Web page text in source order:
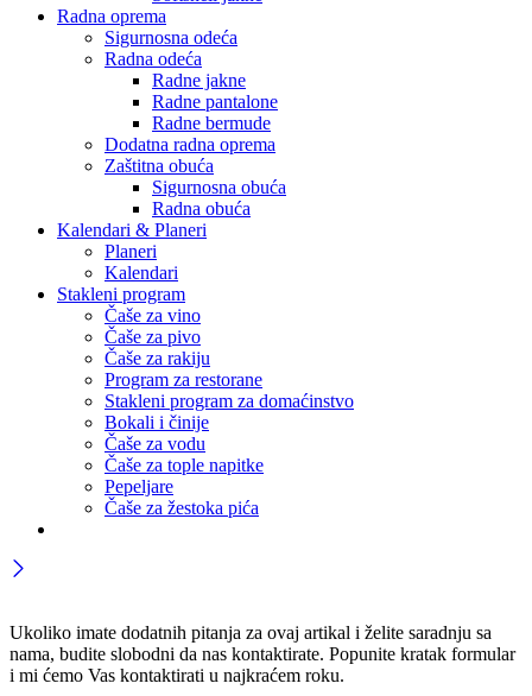
Radna oprema
Sigurnosna odeća
Radna odeća
Radne jakne
Radne pantalone
Radne bermude
Dodatna radna oprema
Zaštitna obuća
Sigurnosna obuća
Radna obuća
Kalendari & Planeri
Planeri
Kalendari
Stakleni program
Čaše za vino
Čaše za pivo
Čaše za rakiju
Program za restorane
Stakleni program za domaćinstvo
Bokali i činije
Čaše za vodu
Čaše za tople napitke
Pepeljare
Čaše za žestoka pića
Ukoliko imate dodatnih pitanja za ovaj artikal i želite saradnju sa
nama, budite slobodni da nas kontaktirate. Popunite kratak formular
i mi ćemo Vas kontaktirati u najkraćem roku.